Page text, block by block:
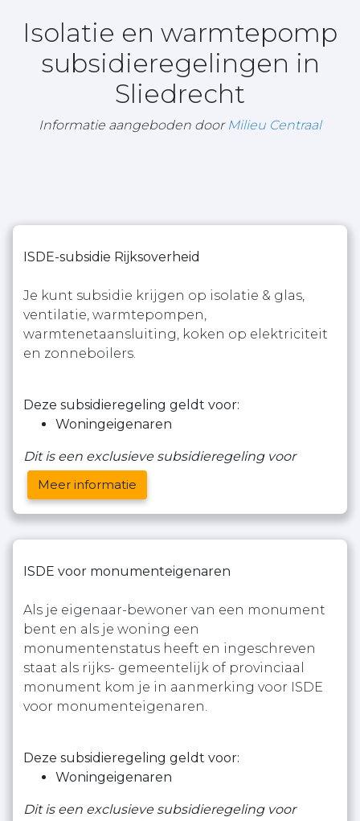
Isolatie en warmtepomp
subsidieregelingen in
Sliedrecht
Informatie aangeboden door Milieu Centraal
ISDE-subsidie Rijksoverheid
Je kunt subsidie krijgen op isolatie & glas,
ventilatie, warmtepompen,
warmtenetaansluiting, koken op elektriciteit
en zonneboilers.
Deze subsidieregeling geldt voor:
Woningeigenaren
Dit is een exclusieve subsidieregeling voor
Meer informatie
ISDE voor monumenteigenaren
Als je eigenaar-bewoner van een monument
bent en als je woning een
monumentenstatus heeft en ingeschreven
staat als rijks- gemeentelijk of provinciaal
monument kom je in aanmerking voor ISDE
voor monumenteigenaren.
Deze subsidieregeling geldt voor:
Woningeigenaren
Dit is een exclusieve subsidieregeling voor